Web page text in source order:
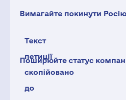
Вимагайте покинути
Текст
петиції
скопійовано
до
Поширюйте статус